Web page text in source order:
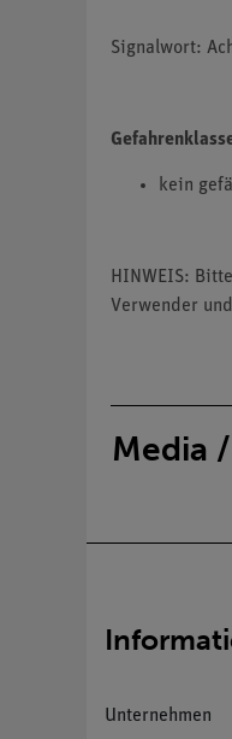
Signalwort:
kein
HINWEIS:
Verwender
Media
Unternehmen